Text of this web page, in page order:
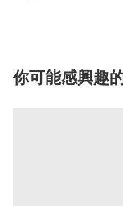
你可能感興趣